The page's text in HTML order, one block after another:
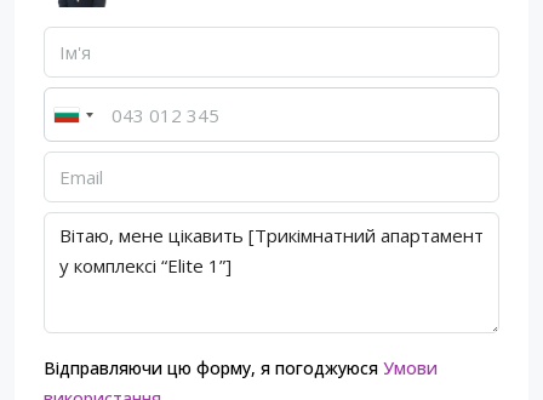
Відправляючи цю форму, я погоджуюся Умови